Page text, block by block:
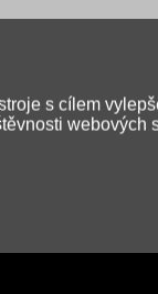
a kvalitní
s cílem
webových